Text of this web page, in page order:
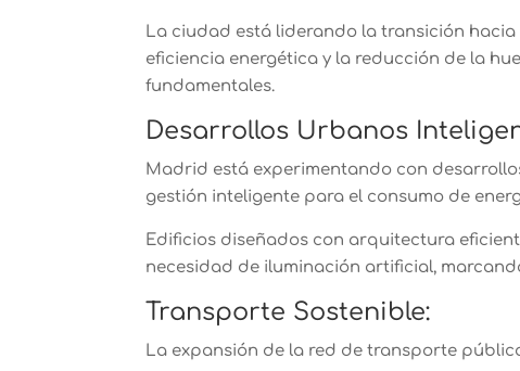
La ciudad está liderando la transición
eficiencia energética y la reducción de la
fundamentales.
Desarrollos Urbanos
Madrid está experimentando con
gestión inteligente para el consumo de
Edificios diseñados con arquitectura
necesidad de iluminación artificial,
Transporte Sostenible:
La expansión de la red de transporte